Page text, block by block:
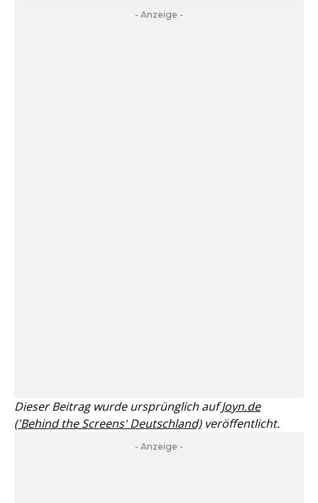
- Anzeige -
Dieser Beitrag wurde ursprünglich aufJoyn.de
('Behind the Screens' Deutschland)veröffentlicht.
- Anzeige -